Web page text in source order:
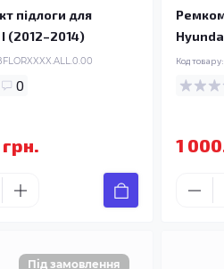
підлоги для
(2012–2014)
0
Код товару:
1